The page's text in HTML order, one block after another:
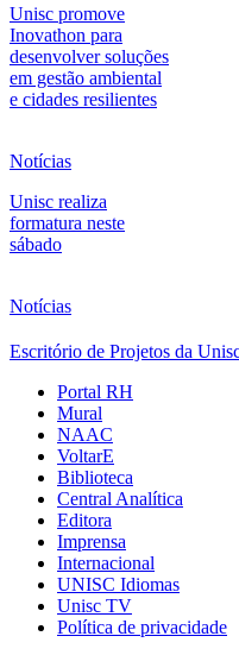
Unisc promove
Inovathon para
desenvolver soluções
em gestão ambiental
e cidades resilientes
Notícias
Unisc realiza
formatura neste
sábado
Notícias
Escritório de Projetos da
Portal RH
Mural
NAAC
VoltarE
Biblioteca
Central Analítica
Editora
Imprensa
Internacional
UNISC Idiomas
Unisc TV
Política de privacidade